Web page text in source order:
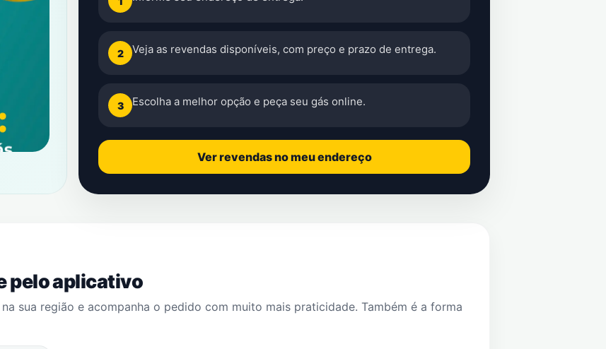
2 Veja as revendas disponíveis, com preço e prazo de entrega.
3 Escolha a melhor opção e peça seu gás online.
Ver revendas no meu endereço
pelo aplicativo
sua região e acompanha o pedido com muito mais praticidade. Também é a forma